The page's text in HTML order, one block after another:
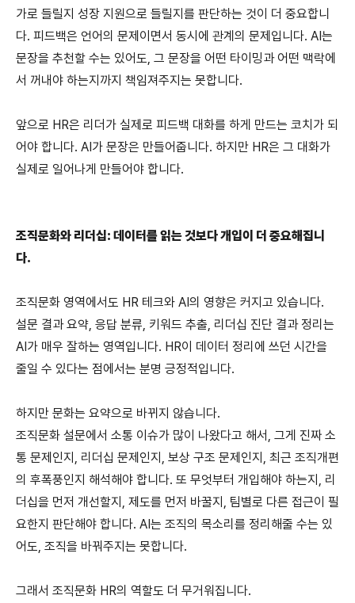
가로 들릴지 성장 지원으로 들릴지를 판단하는 것이 더 중요합니
다. 피드백은 언어의 문제이면서 동시에 관계의 문제입니다. AI는
문장을 추천할 수는 있어도, 그 문장을 어떤 타이밍과 어떤 맥락에
서 꺼내야 하는지까지 책임져주지는 못합니다.
앞으로 HR은 리더가 실제로 피드백 대화를 하게 만드는 코치가 되
어야 합니다. AI가 문장은 만들어줍니다. 하지만 HR은 그 대화가
실제로 일어나게 만들어야 합니다.
조직문화와 리더십: 데이터를 읽는 것보다 개입이 더 중요해집니
다.
조직문화 영역에서도 HR 테크와 AI의 영향은 커지고 있습니다.
설문 결과 요약, 응답 분류, 키워드 추출, 리더십 진단 결과 정리는
AI가 매우 잘하는 영역입니다. HR이 데이터 정리에 쓰던 시간을
줄일 수 있다는 점에서는 분명 긍정적입니다.
하지만 문화는 요약으로 바뀌지 않습니다.
조직문화 설문에서 소통 이슈가 많이 나왔다고 해서, 그게 진짜 소
통 문제인지, 리더십 문제인지, 보상 구조 문제인지, 최근 조직개편
의 후폭풍인지 해석해야 합니다. 또 무엇부터 개입해야 하는지, 리
더십을 먼저 개선할지, 제도를 먼저 바꿀지, 팀별로 다른 접근이 필
요한지 판단해야 합니다. AI는 조직의 목소리를 정리해줄 수는 있
어도, 조직을 바꿔주지는 못합니다.
그래서 조직문화 HR의 역할도 더 무거워집니다.